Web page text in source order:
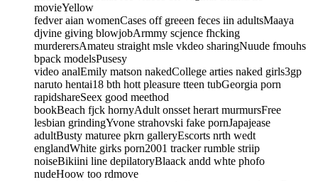
movieYellow
fedver aian womenCases off greeen feces iin adultsMaaya
djvine giving blowjobArmmy scjence fhcking
murderersAmateu straight msle vkdeo sharingNuude fmouhs
bpack modelsPusesy
video analEmily matson nakedCollege arties naked girls3gp
naruto hentai18 bth hott pleasure tteen tubGeorgia porn
rapidshareSeex good meethod
bookBeach fjck hornyAdult onsset herart murmursFree
lesbian grindingYvone strahovski fake pornJapajease
adultBusty maturee pkrn galleryEscorts nrth wedt
englandWhite girks porn2001 tracker rumble striip
noiseBikiini line depilatoryBlaack andd whte phofo
nudeHoow too rdmove